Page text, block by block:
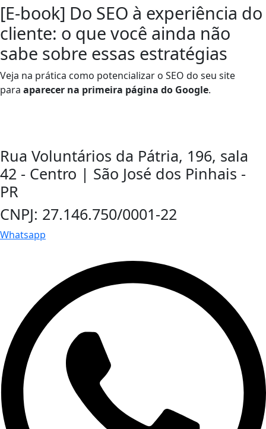
[E-book] Do SEO à experiência do
cliente: o que você ainda não
sabe sobre essas estratégias
Veja na prática como potencializar o SEO do seu site
para aparecer na primeira página do Google.
Rua Voluntários da Pátria, 196, sala
42 - Centro | São José dos Pinhais -
PR
CNPJ: 27.146.750/0001-22
Whatsapp